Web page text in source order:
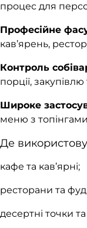
процес для
Професійне
кав’ярень,
Контроль
порції,
Широке
меню з
Де
кафе та кав’ярні;
ресторани та
десертні точки